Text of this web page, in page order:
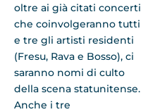
oltre ai già citati concerti
che coinvolgeranno tutti
e tre gli artisti residenti
(Fresu, Rava e Bosso), ci
saranno nomi di culto
della scena statunitense.
Anche i tre